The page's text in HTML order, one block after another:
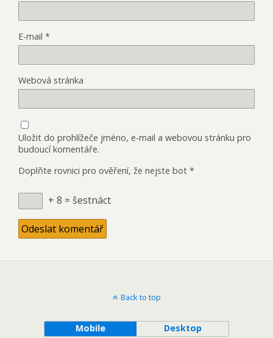
E-mail *
Webová stránka
Uložit do prohlížeče jméno, e-mail a webovou stránku pro
budoucí komentáře.
Doplňte rovnici pro ověření, že nejste bot *
+ 8 = šestnáct
Back to top
Mobile Desktop